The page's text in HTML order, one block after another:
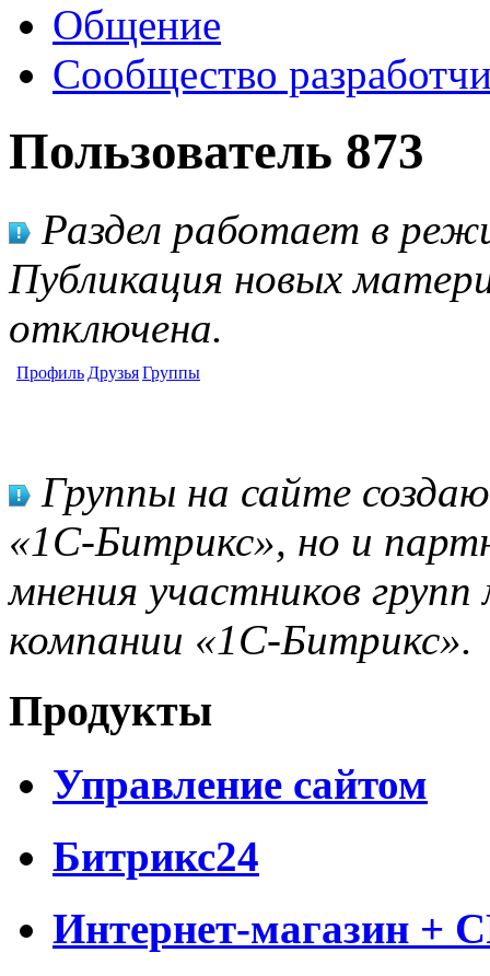
Общение
Сообщество
Пользователь 873
Раздел работает в
Публикация новых
отключена.
Профиль ДрузьяГруппы
Группы на сайте
«1С-Битрикс», но и
мнения участников
компании «1С-Битрикс».
Продукты
Управление сайтом
Битрикс24
Интернет-магазин +